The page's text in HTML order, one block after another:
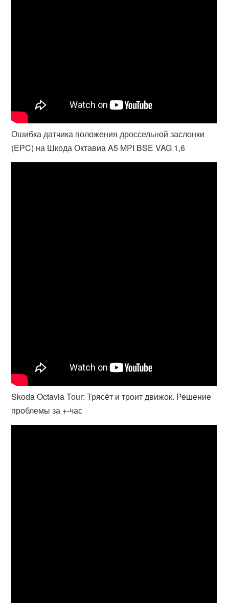
Ошибка датчика положения дроссельной заслонки
(EPC) на Шкода Октавиа A5 MPI BSE VAG 1,6
Skoda Octavia Tour: Трясёт и троит движок. Решение
проблемы за +-час